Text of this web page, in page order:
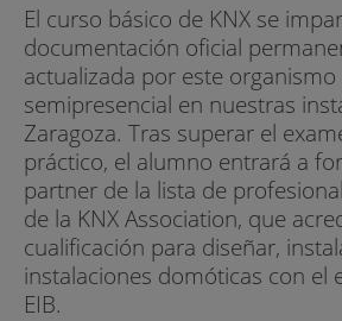
El curso básico de KNX se
documentación oficial
actualizada por este
semipresencial en nuestras
Zaragoza. Tras superar el
práctico, el alumno entrará a
partner de la lista de
de la KNX Association, que
cualificación para diseñar,
instalaciones domóticas con el
EIB.